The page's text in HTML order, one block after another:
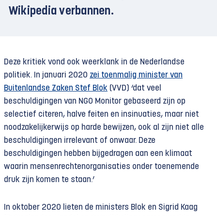
Wikipedia verbannen.
Deze kritiek vond ook weerklank in de Nederlandse
politiek. In januari 2020 zei toenmalig minister van
Buitenlandse Zaken Stef Blok (VVD) ‘dat veel
beschuldigingen van NGO Monitor gebaseerd zijn op
selectief citeren, halve feiten en insinuaties, maar niet
noodzakelijkerwijs op harde bewijzen, ook al zijn niet alle
beschuldigingen irrelevant of onwaar. Deze
beschuldigingen hebben bijgedragen aan een klimaat
waarin mensenrechtenorganisaties onder toenemende
druk zijn komen te staan.’
In oktober 2020 lieten de ministers Blok en Sigrid Kaag